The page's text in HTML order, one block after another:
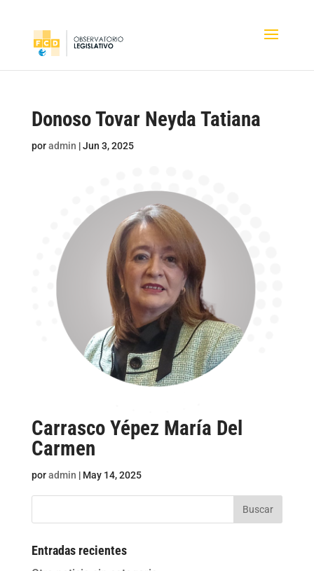
Donoso Tovar Neyda Tatiana
poradmin |Jun 3, 2025
Carrasco Yépez María Del
Carmen
poradmin | May 14, 2025
Buscar
Entradas recientes